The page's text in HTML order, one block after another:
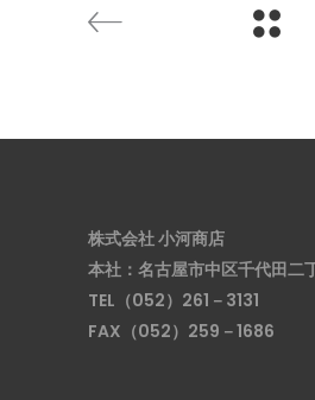
株式会社 小河商店
本社：名古屋市中区千代田二
TEL（052）261－3131
FAX（052）259－1686